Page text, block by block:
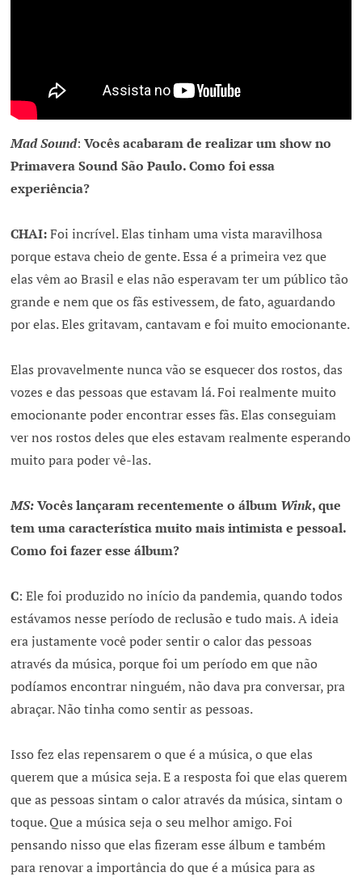
Mad Sound:Vocês acabaram de realizar um show no
Primavera Sound São Paulo. Como foi essa
experiência?
CHAI:Foi incrível. Elas tinham uma vista maravilhosa
porque estava cheio de gente. Essa é a primeira vez que
elas vêm ao Brasil e elas não esperavam ter um público tão
grande e nem que os fãs estivessem, de fato, aguardando
por elas. Eles gritavam, cantavam e foi muito emocionante.
Elas provavelmente nunca vão se esquecer dos rostos, das
vozes e das pessoas que estavam lá. Foi realmente muito
emocionante poder encontrar esses fãs. Elas conseguiam
ver nos rostos deles que eles estavam realmente esperando
muito para poder vê-las.
MS:Vocês lançaram recentemente o álbum Wink, que
tem uma característica muito mais intimista e pessoal.
Como foi fazer esse álbum?
C: Ele foi produzido no início da pandemia, quando todos
estávamos nesse período de reclusão e tudo mais. A ideia
era justamente você poder sentir o calor das pessoas
através da música, porque foi um período em que não
podíamos encontrar ninguém, não dava pra conversar, pra
abraçar. Não tinha como sentir as pessoas.
Isso fez elas repensarem o que é a música, o que elas
querem que a música seja. E a resposta foi que elas querem
que as pessoas sintam o calor através da música, sintam o
toque. Que a música seja o seu melhor amigo. Foi
pensando nisso que elas fizeram esse álbum e também
para renovar a importância do que é a música para as